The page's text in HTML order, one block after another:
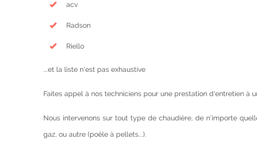
acv
Radson
Riello
...et la liste n'est pas exhaustive
Faites appel à nos techniciens pour une prestation d'entretien à
Nous intervenons sur tout type de chaudière, de n'importe
gaz, ou autre (poêle à pellets...).